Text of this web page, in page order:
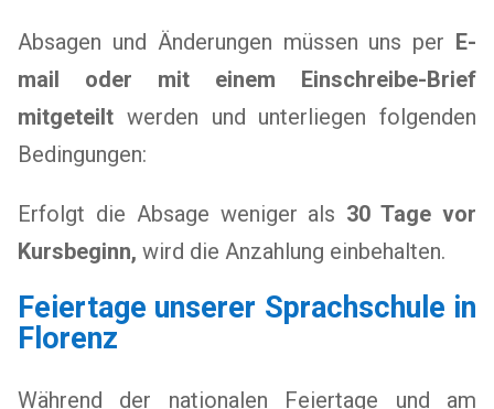
Absagen und Änderungen müssen uns per E-
mail oder mit einem Einschreibe-Brief
mitgeteilt werden und unterliegen folgenden
Bedingungen:
Erfolgt die Absage weniger als 30 Tage vor
Kursbeginn, wird die Anzahlung einbehalten.
Feiertage unserer Sprachschule in
Florenz
Während der nationalen Feiertage und am